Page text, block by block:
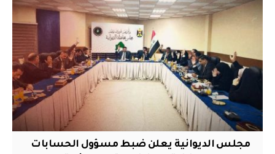
مجلس الديوانية يعلن ضبط مسؤول الحسابات